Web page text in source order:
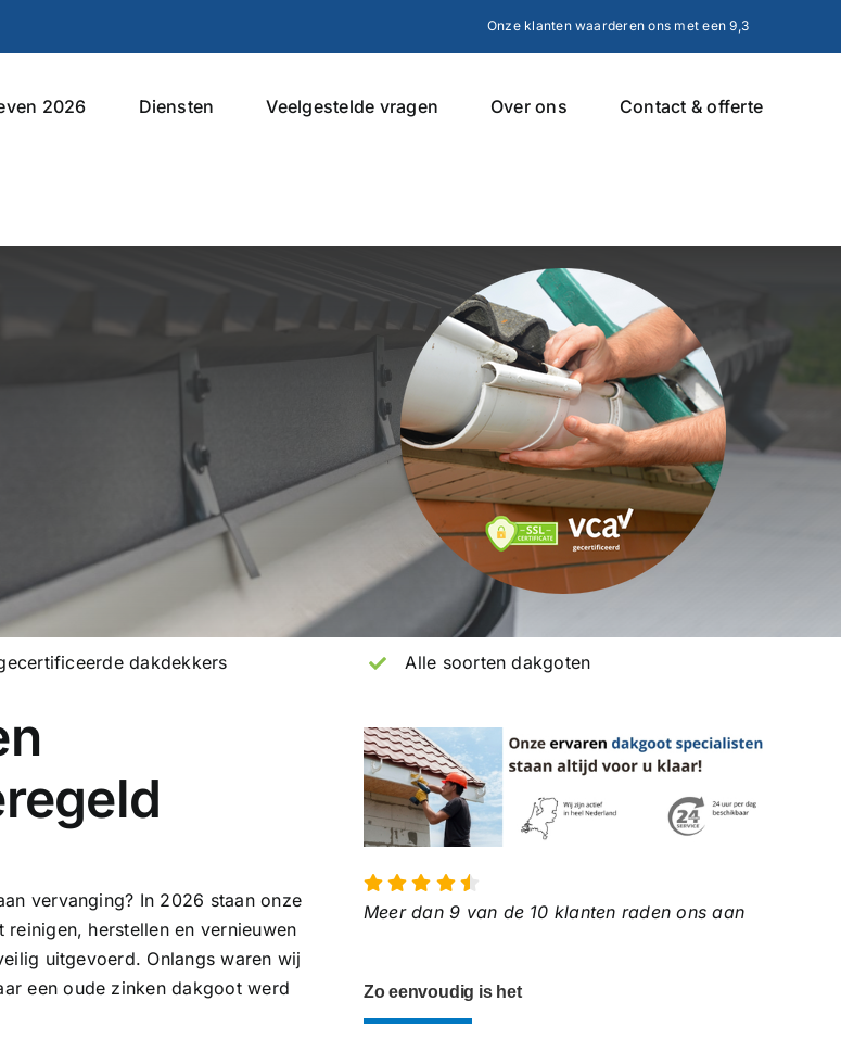
Onze klanten waarderen ons met een 9,3
2026 Diensten Veelgestelde vragen Over ons Contact & offerte
dakdekkers Alle soorten dakgoten
vervanging? In 2026 staan onze
herstellen en vernieuwen
uitgevoerd. Onlangs waren wij
een oude zinken dakgootwerd
Meer dan 9 van de 10 klanten raden ons aan
Zo eenvoudig is het